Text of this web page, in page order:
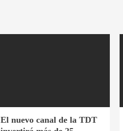
El nuevo canal de la TDT